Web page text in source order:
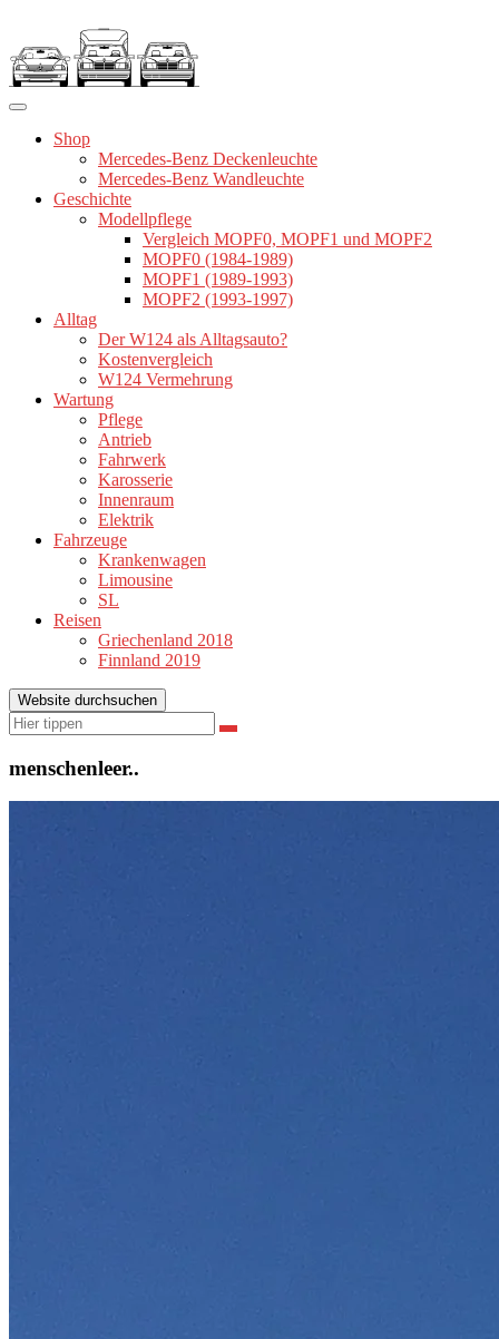
springen
Shop
Mercedes-Benz Deckenleuchte
Mercedes-Benz Wandleuchte
Geschichte
Modellpflege
Vergleich MOPF0, MOPF1 und MOPF2
MOPF0 (1984-1989)
MOPF1 (1989-1993)
MOPF2 (1993-1997)
Alltag
Der W124 als Alltagsauto?
Kostenvergleich
W124 Vermehrung
Wartung
Pflege
Antrieb
Fahrwerk
Karosserie
Innenraum
Elektrik
Fahrzeuge
Krankenwagen
Limousine
SL
Reisen
Griechenland 2018
Finnland 2019
Website durchsuchen
Suchen
nach:
Suchen
menschenleer..